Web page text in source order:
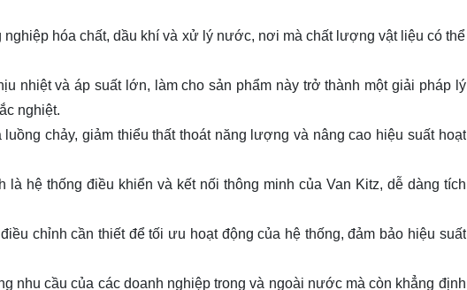
hóa chất, dầu khí và xử lý nước, nơi mà chất lượng vật liệu có thể
nhiệt và áp suất lớn, làm cho sản phẩm này trở thành một giải pháp lý
nghiệt.
chảy, giảm thiểu thất thoát năng lượng và nâng cao hiệu suất hoạt
là hệ thống điều khiển và kết nối thông minh của Van Kitz, dễ dàng tích
chỉnh cần thiết để tối ưu hoạt động của hệ thống, đảm bảo hiệu suất
nhu cầu của các doanh nghiệp trong và ngoài nước mà còn khẳng định